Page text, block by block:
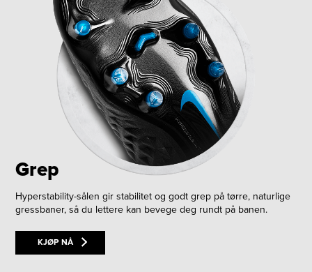
Grep
Hyperstability-sålen gir stabilitet og godt grep på tørre, naturlige
gressbaner, så du lettere kan bevege deg rundt på banen.
KJØP NÅ